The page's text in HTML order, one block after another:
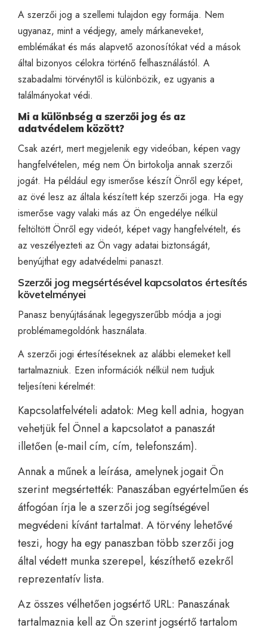
A szerzői jog a szellemi tulajdon egy formája. Nem
ugyanaz, mint a védjegy, amely márkaneveket,
emblémákat és más alapvető azonosítókat véd a mások
által bizonyos célokra történő felhasználástól. A
szabadalmi törvénytől is különbözik, ez ugyanis a
találmányokat védi.
Mi a különbség a szerzői jog és az
adatvédelem között?
Csak azért, mert megjelenik egy videóban, képen vagy
hangfelvételen, még nem Ön birtokolja annak szerzői
jogát. Ha például egy ismerőse készít Önről egy képet,
az övé lesz az általa készített kép szerzői joga. Ha egy
ismerőse vagy valaki más az Ön engedélye nélkül
feltöltött Önről egy videót, képet vagy hangfelvételt, és
az veszélyezteti az Ön vagy adatai biztonságát,
benyújthat egy adatvédelmi panaszt.
Szerzői jog megsértésével kapcsolatos értesítés
követelményei
Panasz benyújtásának legegyszerűbb módja a jogi
problémamegoldónk használata.
A szerzői jogi értesítéseknek az alábbi elemeket kell
tartalmazniuk. Ezen információk nélkül nem tudjuk
teljesíteni kérelmét:
Kapcsolatfelvételi adatok: Meg kell adnia, hogyan
vehetjük fel Önnel a kapcsolatot a panaszát
illetően (e-mail cím, cím, telefonszám).
Annak a műnek a leírása, amelynek jogait Ön
szerint megsértették: Panaszában egyértelműen és
átfogóan írja le a szerzői jog segítségével
megvédeni kívánt tartalmat. A törvény lehetővé
teszi, hogy ha egy panaszban több szerzői jog
által védett munka szerepel, készíthető ezekről
reprezentatív lista.
Az összes vélhetően jogsértő URL: Panaszának
tartalmaznia kell az Ön szerint jogsértő tartalom